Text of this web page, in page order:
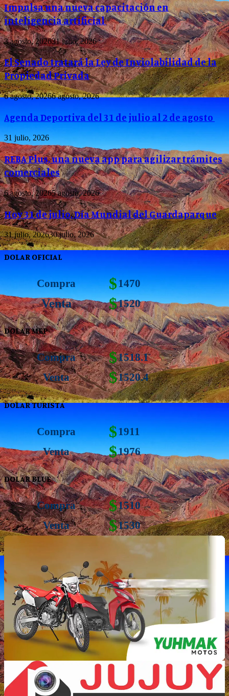
Impulsa una nueva capacitación en
inteligencia artificial
3 agosto, 202631 julio, 2026
El Senado tratará la Ley de Inviolabilidad de la
Propiedad Privada
6 agosto, 20266 agosto, 2026
Agenda Deportiva del 31 de julio al 2 de agosto
31 julio, 2026
REBA Plus, una nueva app para agilizar trámites
comerciales
6 agosto, 20265 agosto, 2026
Hoy 31 de julio, Día Mundial del Guardaparque
31 julio, 202630 julio, 2026
DOLAR OFICIAL
Compra $1470
Venta $1520
DOLAR MEP
Compra $1518.1
Venta
$1520.4
DOLAR TURISTA
Compra $1911
Venta
$1976
DOLAR BLUE
Compra $1510
Venta
$1530